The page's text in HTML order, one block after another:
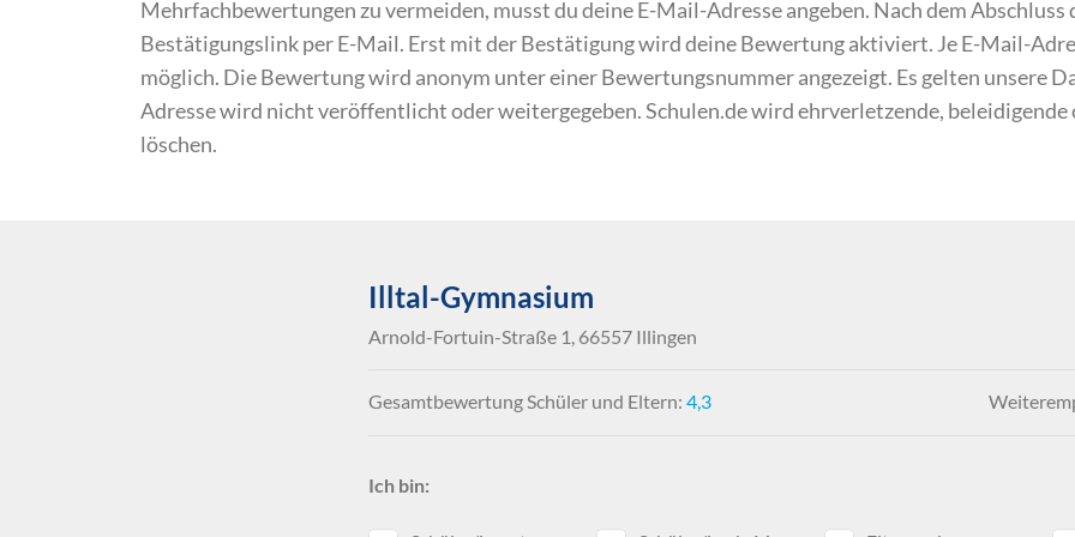
Mehrfachbewertungen zu vermeiden, musst du deine E-Mail-Adresse angeben. Nach dem
Bestätigungslink per E-Mail. Erst mit der Bestätigung wird deine Bewertung aktiviert. Je E-Mail-
möglich. Die Bewertung wird anonym unter einer Bewertungsnummer angezeigt. Es gelten unsere
Adresse wird nicht veröffentlicht oder weitergegeben. Schulen.de wird ehrverletzende,
löschen.
Illtal-Gymnasium
Arnold-Fortuin-Straße 1, 66557 Illingen
Gesamtbewertung Schüler und Eltern: 4,3
Ich bin: